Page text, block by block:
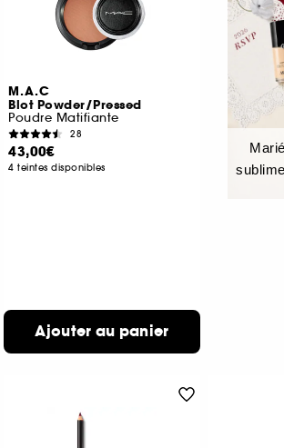
M.A.C
Blot Powder/Pressed
Poudre Matifiante
28
43,00€
4 teintes disponibles
Ajouter au panier